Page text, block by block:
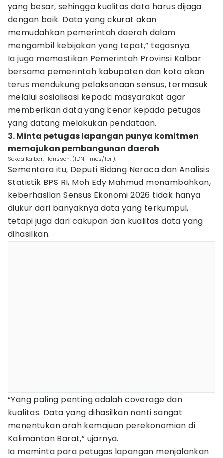
yang besar, sehingga kualitas data harus dijaga
dengan baik. Data yang akurat akan
memudahkan pemerintah daerah dalam
mengambil kebijakan yang tepat,” tegasnya.
Ia juga memastikan Pemerintah Provinsi Kalbar
bersama pemerintah kabupaten dan kota akan
terus mendukung pelaksanaan sensus, termasuk
melalui sosialisasi kepada masyarakat agar
memberikan data yang benar kepada petugas
yang datang melakukan pendataan.
3. Minta petugas lapangan punya komitmen
memajukan pembangunan daerah
Sekda Kalbar, Harisson. (IDN Times/Teri).
Sementara itu, Deputi Bidang Neraca dan Analisis
Statistik BPS RI, Moh Edy Mahmud menambahkan,
keberhasilan Sensus Ekonomi 2026 tidak hanya
diukur dari banyaknya data yang terkumpul,
tetapi juga dari cakupan dan kualitas data yang
dihasilkan.
“Yang paling penting adalah coverage dan
kualitas. Data yang dihasilkan nanti sangat
menentukan arah kemajuan perekonomian di
Kalimantan Barat,” ujarnya.
Ia meminta para petugas lapangan menjalankan